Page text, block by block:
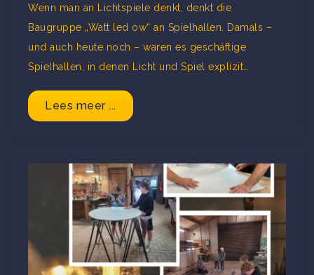
Wenn man an Lichtspiele denkt, denkt die
Baugruppe „Watt led ow“ an Spielhallen. Damals –
und auch heute noch – waren es geschäftige
Spielhallen, in denen Licht und Spiel explizit…
Lees meer ...